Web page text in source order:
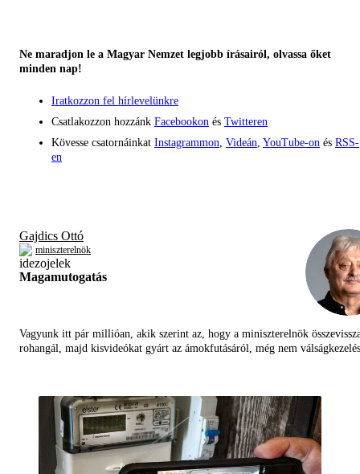
Ne maradjon le a Magyar Nemzet legjobb írásairól, olvassa őket
minden nap!
Iratkozzon fel hírlevelünkre
Csatlakozzon hozzánk Facebookon és Twitteren
Kövesse csatornáinkat Instagrammon, Videán, YouTube-on és RSS-
en
Gajdics Ottó
miniszterelnök
Magamutogatás
Vagyunk itt pár millióan, akik szerint az, hogy a miniszterelnök
rohangál, majd kisvideókat gyárt az ámokfutásáról, még nem